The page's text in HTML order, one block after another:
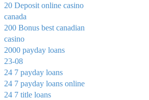
20 Deposit online casino
canada
200 Bonus best canadian
casino
2000 payday loans
23-08
24 7 payday loans
24 7 payday loans online
24 7 title loans